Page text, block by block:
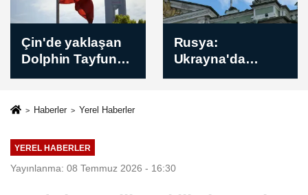
Rusya:
Ukrayna'da
Harkiv
İvanovka
kontrolümüze
geçti
Çeyrek Altın Kaç
TL? Bugün
Çeyrek Altın
Haberler Yerel Haberler
YEREL HABERLER
Yayınlanma: 08 Temmuz 2026 - 16:30